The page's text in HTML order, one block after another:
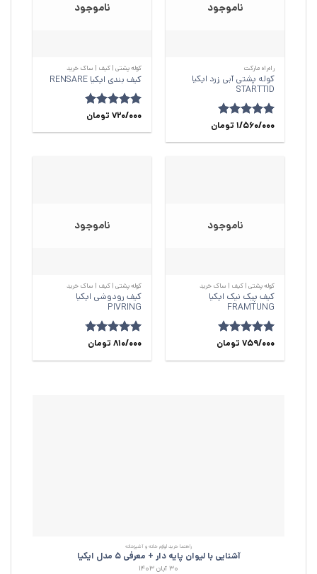
ناموجود
راه‌راه مارکت
کوله پشتی آبی زرد ایکیا
STARTTID
امتیاز5از1/560/000 تومان
ناموجود
کوله پشتی | کیف | ساک خرید
کیف بندی ایکیا RENSARE
امتیاز 4.93 720/000 تومان
ناموجود
کوله پشتی | کیف | ساک خرید
کیف پیک نیک ایکیا
FRAMTUNG
امتیاز5از 759/000 تومان
ناموجود
کوله پشتی | کیف | ساک خرید
کیف رودوشی ایکیا
PIVRING
امتیاز4.74 810/000 تومان
راهنما خرید لوازم خانه و آشپزخانه
آشنایی با لیوان پایه دار + معرفی 5 مدل ایکیا
۳۰ آبان ۱۴۰۳